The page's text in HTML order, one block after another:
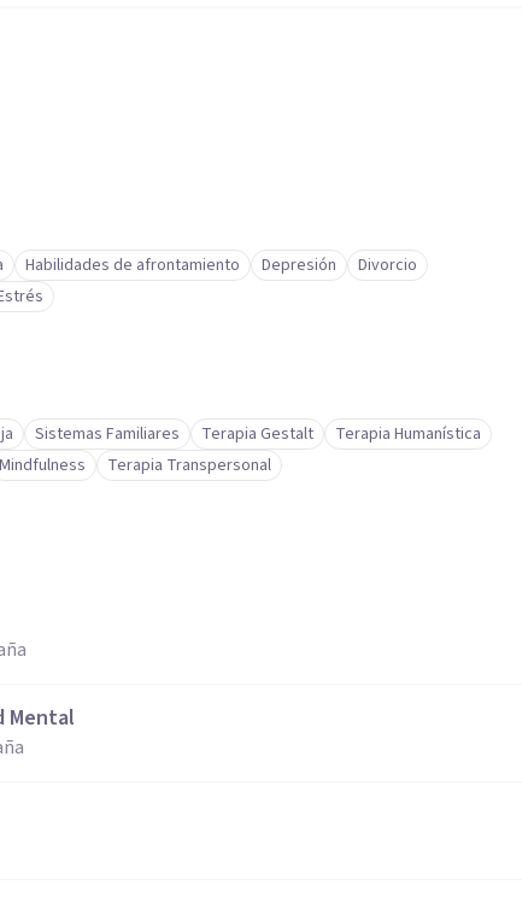
Habilidades de afrontamiento Depresión
Divorcio
Sistemas Familiares Terapia Gestalt
Terapia Humanística
Mindfulness Terapia Transpersonal
Mental